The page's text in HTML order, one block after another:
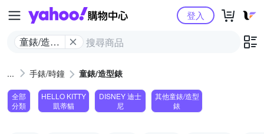
Yahoo購物中心
童錶/造型
登入
手錶/時鐘 童錶/造型錶
全部
分類
HELLO KITTY
凱蒂貓
DISNEY 迪士
尼
其他童錶/造型
錶